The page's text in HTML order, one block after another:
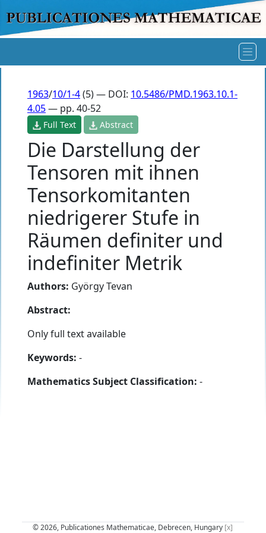
1963/10/1-4(5) — DOI: 10.5486/PMD.1963.10.1-
4.05— pp. 40-52
Full Text Abstract
Die Darstellung der
Tensoren mit ihnen
Tensorkomitanten
niedrigerer Stufe in
Räumen definiter und
indefiniter Metrik
Authors: György Tevan
Abstract:
Only full text available
Keywords: -
Mathematics Subject Classification: -
© 2026, Publicationes Mathematicae, Debrecen, Hungary [x]